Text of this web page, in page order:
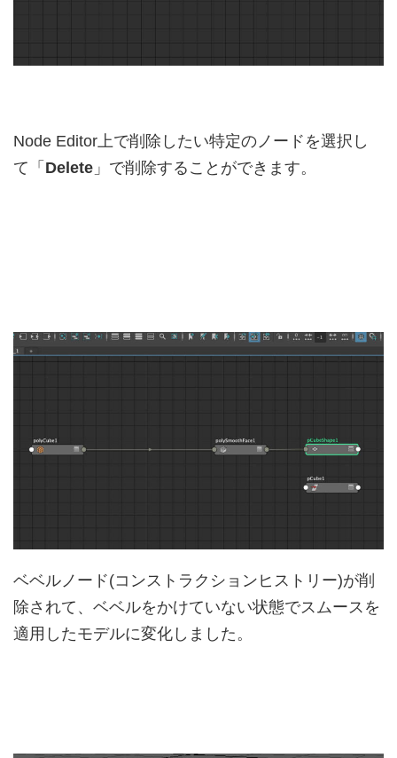
Node Editor上で削除したい特定のノードを選択し
て「 Delete 」で削除することができます。
ベベルノード(コンストラクションヒストリー)が削
除されて、ベベルをかけていない状態でスムースを
適用したモデルに変化しました。